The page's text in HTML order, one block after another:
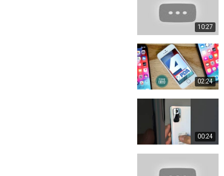
10:27
02:24
00:24